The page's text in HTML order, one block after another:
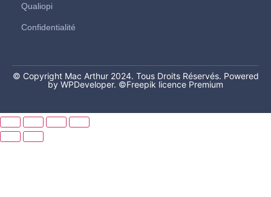
Qualiopi
Confidentialité
© Copyright Mac Arthur 2024. Tous Droits Réservés. Powered
by WPDeveloper. ©Freepik licence Premium